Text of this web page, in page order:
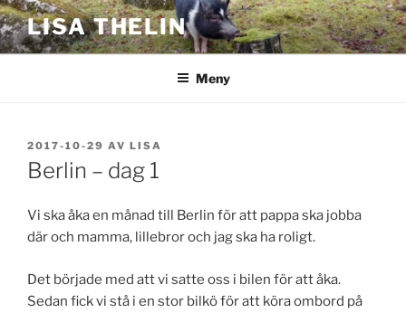
Hoppa
till
innehåll
LISA THELIN
Meny
PUBLICERAT
2017-10-29 AV LISA
Berlin – dag 1
Vi ska åka en månad till Berlin för att pappa ska jobba
där och mamma, lillebror och jag ska ha roligt.
Det började med att vi satte oss i bilen för att åka.
Sedan fick vi stå i en stor bilkö för att köra ombord på